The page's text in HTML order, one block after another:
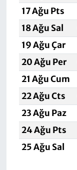
17 Ağu Pts
18 Ağu Sal
19 Ağu Çar
20 Ağu Per
21 Ağu Cum
22 Ağu Cts
23 Ağu Paz
24 Ağu Pts
25 Ağu Sal